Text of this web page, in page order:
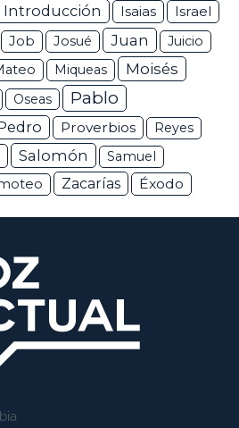
Introducción Isaias Israel
Job Josué Juan
Juicio
Miqueas Moisés
Oseas Pablo
Proverbios Reyes
Salomón
Samuel
Zacarías Éxodo